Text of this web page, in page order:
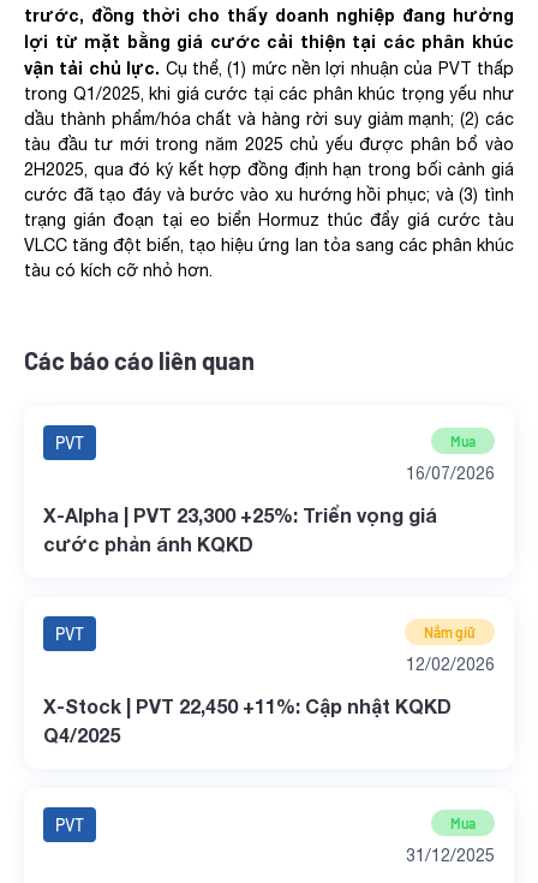
trước, đồng thời cho thấy doanh nghiệp đang hưởng
lợi từ mặt bằng giá cước cải thiện tại các phân khúc
vận tải chủ lực. Cụ thể, (1) mức nền lợi nhuận của PVT thấp
trong Q1/2025, khi giá cước tại các phân khúc trọng yếu như
dầu thành phẩm/hóa chất và hàng rời suy giảm mạnh; (2) các
tàu đầu tư mới trong năm 2025 chủ yếu được phân bổ vào
2H2025, qua đó ký kết hợp đồng định hạn trong bối cảnh giá
cước đã tạo đáy và bước vào xu hướng hồi phục; và (3) tình
trạng gián đoạn tại eo biển Hormuz thúc đẩy giá cước tàu
VLCC tăng đột biến, tạo hiệu ứng lan tỏa sang các phân khúc
tàu có kích cỡ nhỏ hơn. ​
Các báo cáo liên quan
PVT Mua
16/07/2026
X-Alpha | PVT 23,300 +25%: Triển vọng giá
cước phản ánh KQKD
PVT Nắm giữ
12/02/2026
X-Stock | PVT 22,450 +11%: Cập nhật KQKD
Q4/2025
PVT Mua
31/12/2025